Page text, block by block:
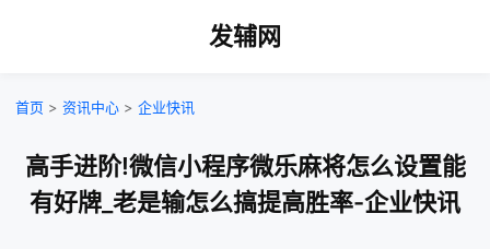
发辅网
首页 > 资讯中心 > 企业快讯
高手进阶!微信小程序微乐麻将怎么设置能
有好牌_老是输怎么搞提高胜率-企业快讯